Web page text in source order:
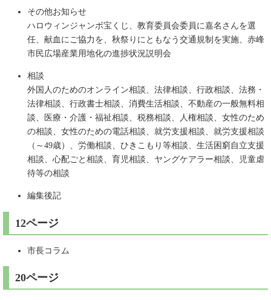
その他お知らせ
ハロウィンジャンボ宝くじ、教育委員会委員に嘉名さんを選
任、献血にご協力を、秋祭りにともなう交通規制を実施、赤峰
市民広場産業用地化の進捗状況説明会
相談
外国人のためのオンライン相談、法律相談、行政相談、法務・
法律相談、行政書士相談、消費生活相談、不動産の一般無料相
談、医療・介護・福祉相談、税務相談、人権相談、女性のため
の相談、女性のための電話相談、就労支援相談、就労支援相談
（～49歳）、労働相談、ひきこもり等相談、生活困窮自立支援
相談、心配ごと相談、育児相談、ヤングケアラー相談、児童虐
待等の相談
編集後記
12ページ
市長コラム
20ページ